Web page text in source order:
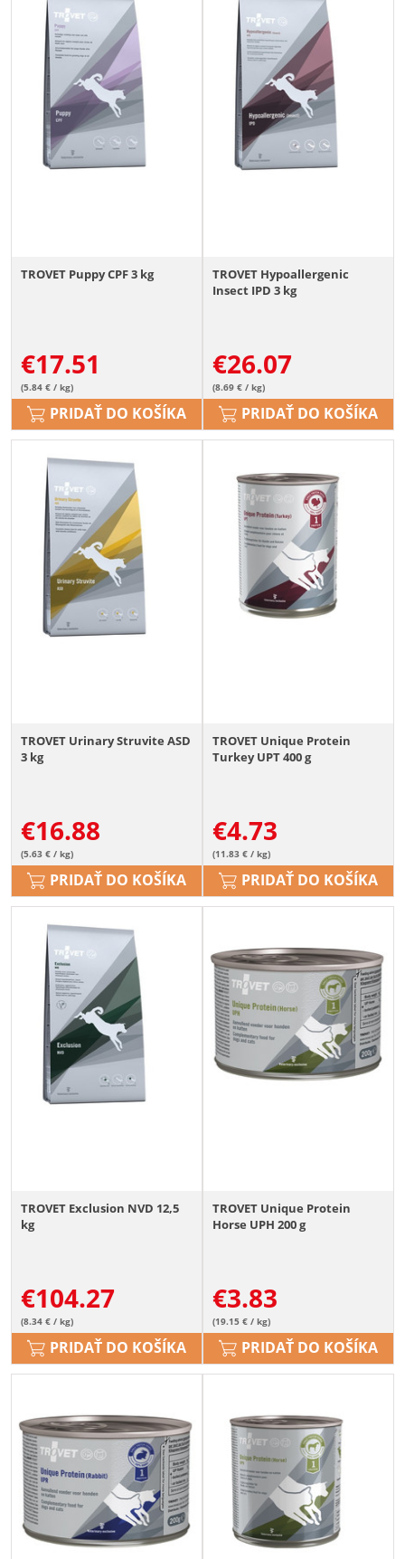
TROVET Puppy CPF 3 kg
€17.51
(5.84 € / kg)
PRIDAŤ DO KOŠÍKA
TROVET Hypoallergenic
Insect IPD 3 kg
€26.07
(8.69 € / kg)
PRIDAŤ DO KOŠÍKA
TROVET Urinary Struvite ASD
3 kg
€16.88
(5.63 € / kg)
PRIDAŤ DO KOŠÍKA
TROVET Unique Protein
Turkey UPT 400 g
€4.73
(11.83 € / kg)
PRIDAŤ DO KOŠÍKA
TROVET Exclusion NVD 12,5
kg
€104.27
(8.34 € / kg)
PRIDAŤ DO KOŠÍKA
TROVET Unique Protein
Horse UPH 200 g
€3.83
(19.15 € / kg)
PRIDAŤ DO KOŠÍKA